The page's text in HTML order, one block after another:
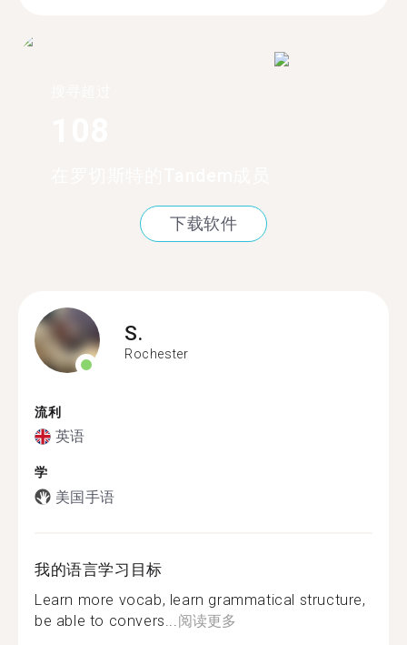
下载软件
S.
Rochester
流利
英语
学
美国手语
我的语言学习目标
Learn more vocab, learn grammatical structure,
be able to convers... 阅读更多